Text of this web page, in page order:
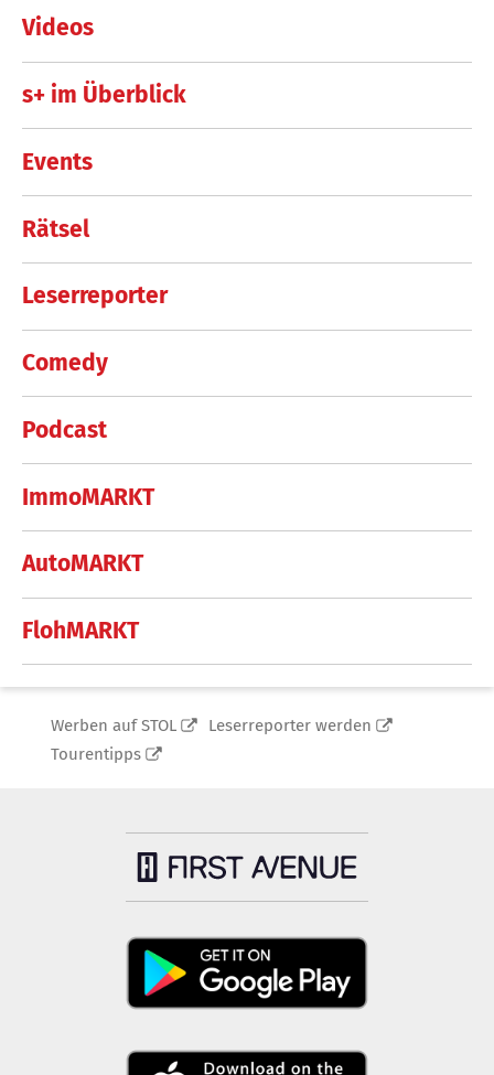
Videos
s+ im Überblick
Events
Rätsel
Leserreporter
Comedy
Podcast
ImmoMARKT
AutoMARKT
FlohMARKT
Werben auf STOL
Leserreporter werden
Tourentipps